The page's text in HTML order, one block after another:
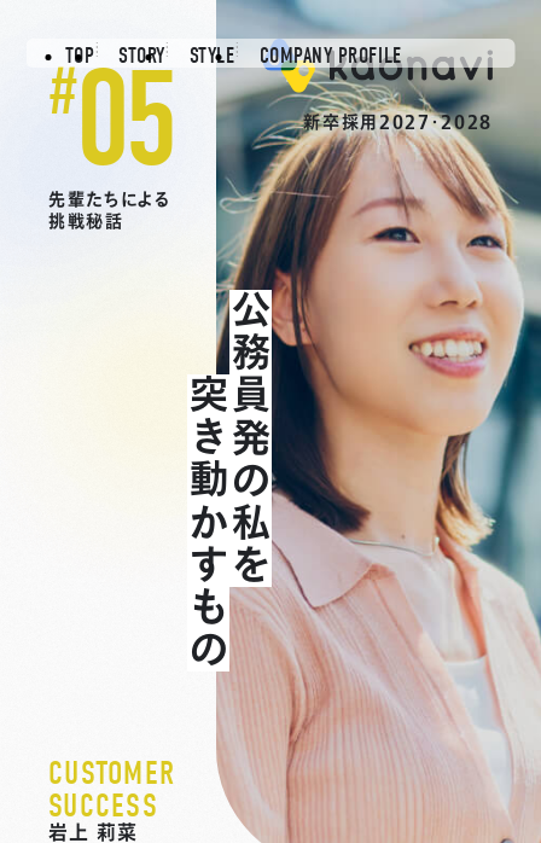
TOP STORY STYLE COMPANY PROFILE
新卒採用2027・2028
#05
先輩たちによる
挑戦秘話
公務員発の私を
突き動かすもの
CUSTOMER
SUCCESS
岩上 莉菜